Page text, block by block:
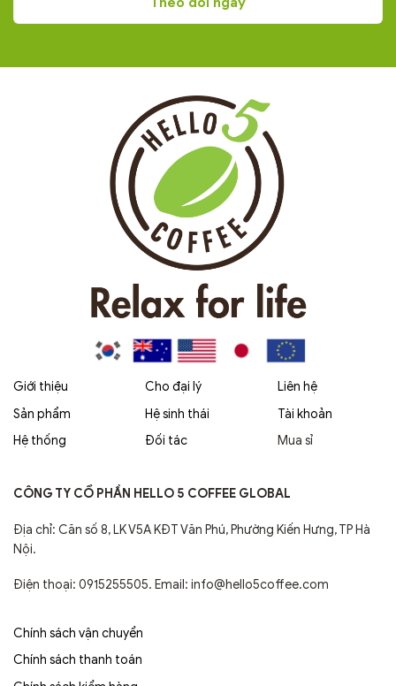
Giới thiệu
Sản phẩm
Hệ thống
Cho đại lý
Hệ sinh thái
Đối tác
Liên hệ
Tài khoản
Mua sỉ
CÔNG TY CỔ PHẦN HELLO 5 COFFEE GLOBAL
Địa chỉ: Căn số 8, LK V5A KĐT Văn Phú, Phường Kiến Hưng, TP Hà
Nội.
Điện thoại: 0915255505. Email: info@hello5coffee.com
Chính sách vận chuyển
Chính sách thanh toán